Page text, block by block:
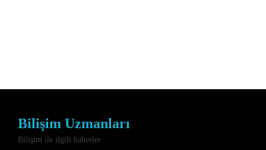
Bilişim Uzmanları
Bilişim ile ilgili haberler